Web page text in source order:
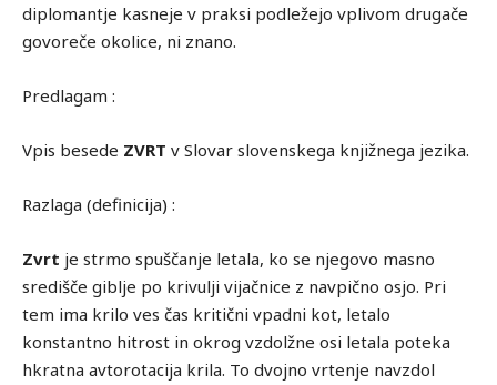
diplomantje kasneje v praksi podležejo vplivom drugače
govoreče okolice, ni znano.
Predlagam :
Vpis besede ZVRT v Slovar slovenskega knjižnega jezika.
Razlaga (definicija) :
Zvrt je strmo spuščanje letala, ko se njegovo masno
središče giblje po krivulji vijačnice z navpično osjo. Pri
tem ima krilo ves čas kritični vpadni kot, letalo
konstantno hitrost in okrog vzdolžne osi letala poteka
hkratna avtorotacija krila. To dvojno vrtenje navzdol